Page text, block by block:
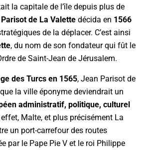
la capitale de l’île depuis plus de
de La Valette décida en 1566
de la déplacer. C’est ainsi
, du nom de son fondateur qui fût le
de Saint-Jean de Jérusalem.
des Turcs en 1565, Jean Parisot de
la ville éponyme deviendrait un
administratif, politique, culturel
effet, Malte, et plus précisément La
un port-carrefour des routes
par le Pape Pie V et le roi Philippe